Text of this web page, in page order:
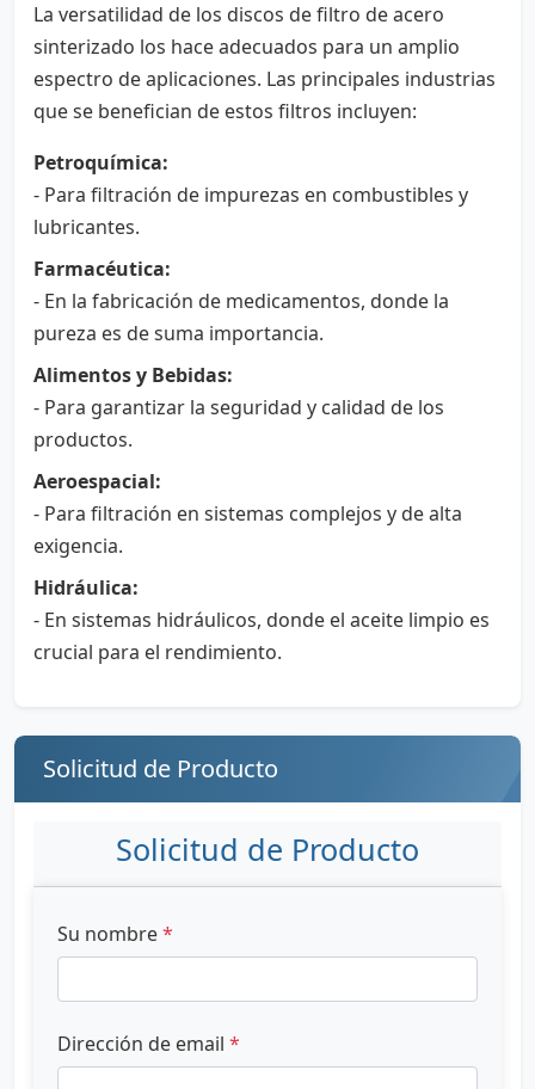
La versatilidad de los discos de filtro de acero
sinterizado los hace adecuados para un amplio
espectro de aplicaciones. Las principales industrias
que se benefician de estos filtros incluyen:
Petroquímica:
- Para filtración de impurezas en combustibles y
lubricantes.
Farmacéutica:
- En la fabricación de medicamentos, donde la
pureza es de suma importancia.
Alimentos y Bebidas:
- Para garantizar la seguridad y calidad de los
productos.
Aeroespacial:
- Para filtración en sistemas complejos y de alta
exigencia.
Hidráulica:
- En sistemas hidráulicos, donde el aceite limpio es
crucial para el rendimiento.
Solicitud de Producto
Solicitud de Producto
Su nombre*
Dirección de email *